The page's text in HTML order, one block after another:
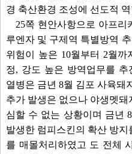
경 축산환경 조성에 선도적
25쪽 현안사항으로 아프리
루엔자 및 구제역 특별방역
위험이 높은 10월부터 2월
정, 강도 높은 방역업무를 추
열병은 금년 8월 김포 사육돼
추가 발생은 없으나 야생멧
심할 수 없는 상황이며 금년
발생한 럼피스킨의 확산 방지
를 매몰처리하였고 도 전체